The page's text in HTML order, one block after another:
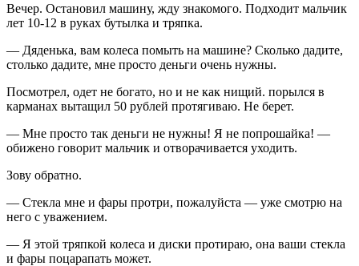
Вечер. Остановил машину, жду знакомого. Подходит мальчик
лет 10-12 в руках бутылка и тряпка.
— Дяденька, вам колеса помыть на машине? Сколько дадите,
столько дадите, мне просто деньги очень нужны.
Посмотрел, одет не богато, но и не как нищий. порылся в
карманах вытащил 50 рублей протягиваю. Не берет.
— Мне просто так деньги не нужны! Я не попрошайка! —
обижено говорит мальчик и отворачивается уходить.
Зову обратно.
— Стекла мне и фары протри, пожалуйста — уже смотрю на
него с уважением.
— Я этой тряпкой колеса и диски протираю, она ваши стекла
и фары поцарапать может.